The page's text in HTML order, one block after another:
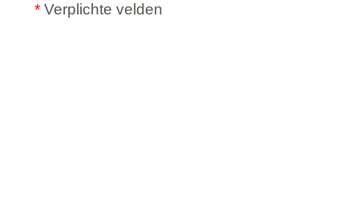
* Verplichte velden